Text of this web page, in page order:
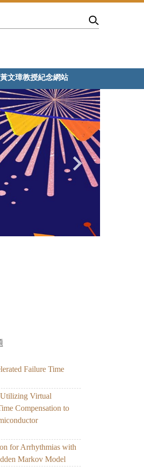
黃文璋教授紀念網站
Failure Time
Virtual
Compensation to
for Arrhythmias with
Markov Model